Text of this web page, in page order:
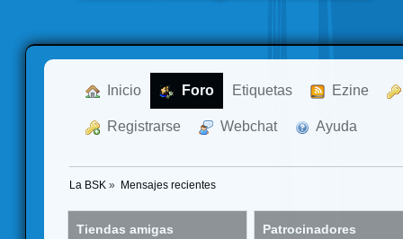
Inicio Foro Etiquetas Ezine
Registrarse Webchat Ayuda
La BSK » Mensajes recientes
Tiendas amigas Patrocinadores